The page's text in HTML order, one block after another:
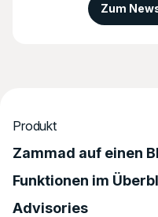
Zum
Produkt
Zammad auf einen
Funktionen im
Advisories